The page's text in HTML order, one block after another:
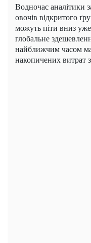
Водночас аналітики
овочів відкритого
можуть піти вниз
глобальне
найближчим часом
накопичених витрат